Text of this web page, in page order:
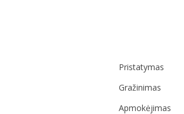
Pristatymas
Gražinimas
Apmokėjimas